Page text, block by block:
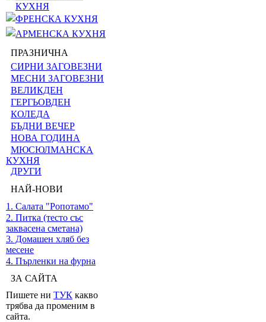
КУХНЯ
ФРЕНСКА КУХНЯ
АРМЕНСКА КУХНЯ
ПРАЗНИЧНА
СИРНИ ЗАГОВЕЗНИ
МЕСНИ ЗАГОВЕЗНИ
ВЕЛИКДЕН
ГЕРГЬОВДЕН
КОЛЕДА
БЪДНИ ВЕЧЕР
НОВА ГОДИНА
МЮСЮЛМАНСКА
КУХНЯ
ДРУГИ
НАЙ-НОВИ
1. Салата "Ропотамо"
2. Питка (тесто със
заквасена сметана)
3. Домашен хляб без
месене
4. Пърленки на фурна
ЗА САЙТА
Пишете ни ТУК какво
трябва да променим в
сайта.